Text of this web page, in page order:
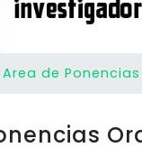
Area de